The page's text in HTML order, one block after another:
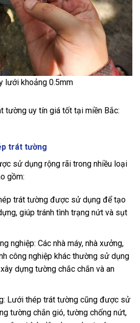
lưới khoảng 0.5mm
tường uy tín giá tốt tại miền Bắc:
trát tường
sử dụng rộng rãi trong nhiều loại
gồm:
trát tường được sử dụng để tạo
giúp tránh tình trạng nứt và sụt
nghiệp: Các nhà máy, nhà xưởng,
công nghiệp khác thường sử dụng
dựng tường chắc chắn và an
Lưới thép trát tường cũng được sử
tường chắn gió, tường chống nứt,